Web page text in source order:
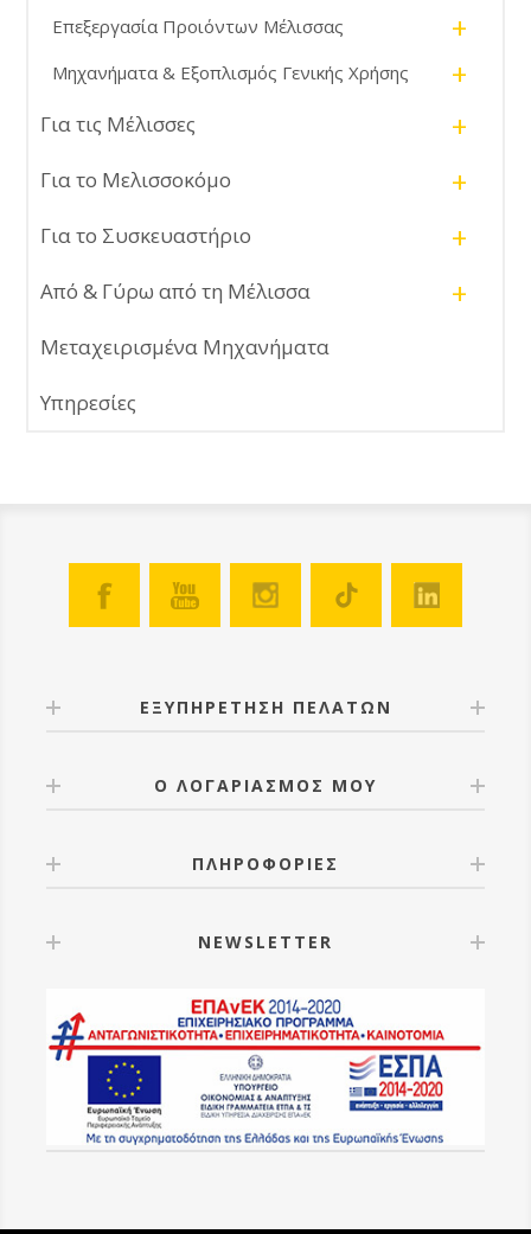
Επεξεργασία Προιόντων Μέλισσας +
Μηχανήματα & Εξοπλισμός Γενικής Χρήσης +
Για τις Μέλισσες +
Για το Μελισσοκόμο +
Για το Συσκευαστήριο +
Από & Γύρω από τη Μέλισσα +
Μεταχειρισμένα Μηχανήματα
Υπηρεσίες
ΕΞΥΠΗΡΕΤΗΣΗ ΠΕΛΑΤΩΝ
Ο ΛΟΓΑΡΙΑΣΜΟΣ ΜΟΥ
ΠΛΗΡΟΦΟΡΙΕΣ
NEWSLETTER